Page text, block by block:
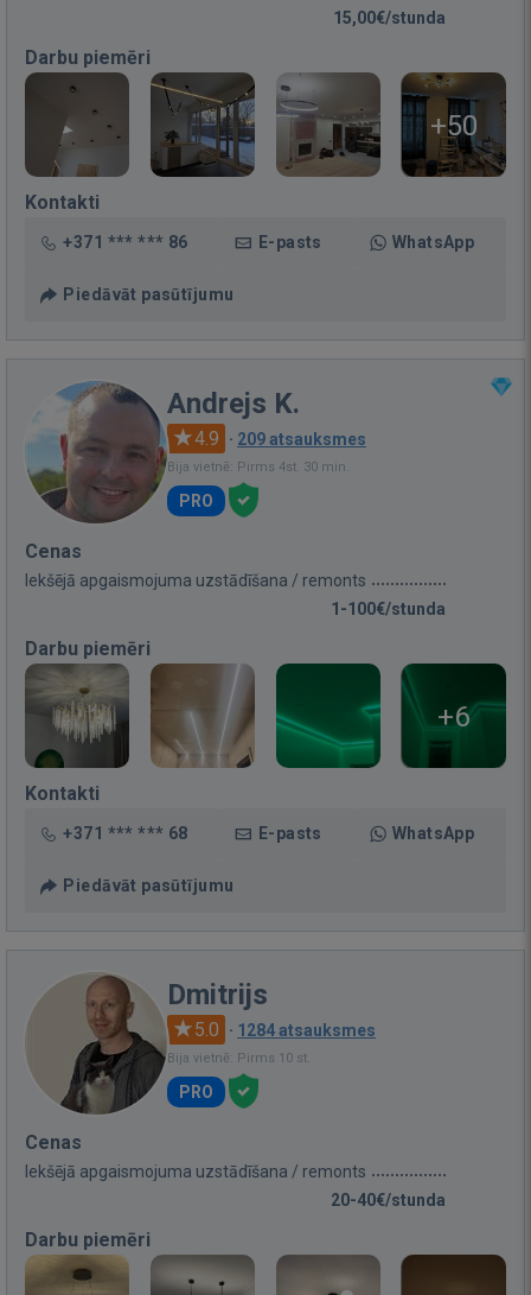
15,00€/stunda
Darbu piemēri
+50
Kontakti
+371 *** *** 86 E-pasts WhatsApp
Piedāvāt pasūtījumu
Andrejs K.
4.9 · 209 atsauksmes
Bija vietnē: Pirms 4st. 30 min.
PRO
Cenas
Iekšējā apgaismojuma uzstādīšana / remonts
1-100€/stunda
Darbu piemēri
+6
Kontakti
+371 *** *** 68 E-pasts WhatsApp
Piedāvāt pasūtījumu
Dmitrijs
5.0 · 1284 atsauksmes
Bija vietnē: Pirms 10 st.
PRO
Cenas
Iekšējā apgaismojuma uzstādīšana / remonts
20-40€/stunda
Darbu piemēri